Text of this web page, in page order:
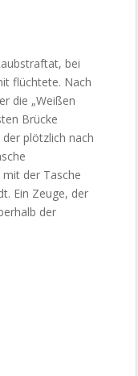
bei
flüchtete. Nach
die „Weißen
Brücke
plötzlich nach
der Tasche
Ein Zeuge, der
der